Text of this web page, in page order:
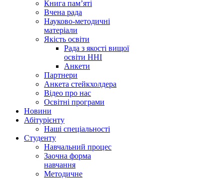
Книга памʼяті
Вчена рада
Науково-методичні
матеріали
Якість освіти
Рада з якості вищої
освіти ННІ
Анкети
Партнери
Анкета стейкхолдера
Відео про нас
Освітні програми
Hовини
Абітурієнту
Наші спеціальності
Студенту
Навчальний процес
Заочна форма
навчання
Методичне